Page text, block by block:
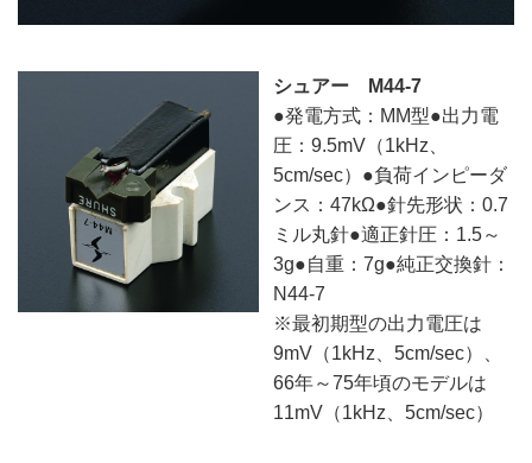
シュアー M44-7
●発電方式：MM型●出力電
圧：9.5mV（1kHz、
5cm/sec）●負荷インピーダ
ンス：47kΩ●針先形状：0.7
ミル丸針●適正針圧：1.5～
3g●自重：7g●純正交換針：
N44-7
※最初期型の出力電圧は
9mV（1kHz、5cm/sec）、
66年～75年頃のモデルは
11mV（1kHz、5cm/sec）